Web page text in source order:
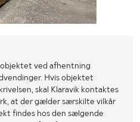
ved afhentning
Hvis objektet
skal Klaravik kontaktes
at der gælder særskilte vilkår
findes hos den sælgende